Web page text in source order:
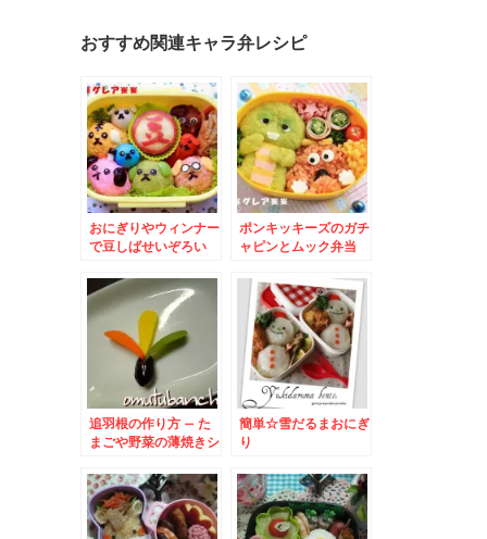
おすすめ関連キャラ弁レシピ
おにぎりやウィンナー
で豆しばせいぞろい
ポンキッキーズのガチ
ャピンとムック弁当
追羽根の作り方 – た
まごや野菜の薄焼きシ
簡単☆雪だるまおにぎ
り